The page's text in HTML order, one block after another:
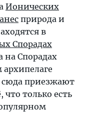
Ионических
природа и
в
Спорадах
на Спорадах
приезжают
что только есть